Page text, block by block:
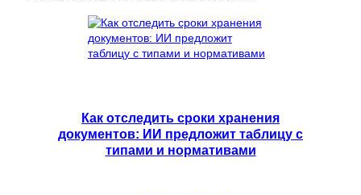
Как отследить сроки хранения
документов: ИИ предложит таблицу с
типами и нормативами